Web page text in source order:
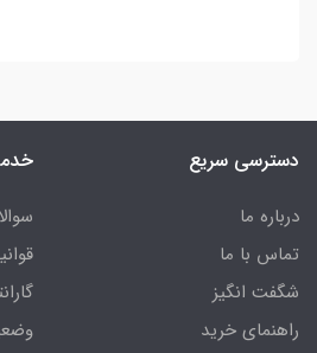
دسترسی سریع
درباره ما
تماس با ما
شگفت انگیز
راهنمای خرید